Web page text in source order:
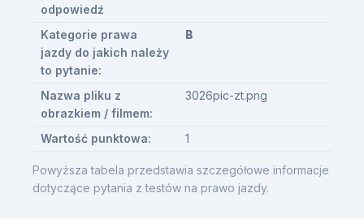
Powyższa tabela przedstawia szczegółowe informacje
dotyczące pytania z testów na prawo jazdy.
odpowiedź
Kategorie prawa
jazdy do jakich należy
to pytanie:
B
Nazwa pliku z
obrazkiem / filmem:
3026pic-zt.png
Wartość punktowa: 1